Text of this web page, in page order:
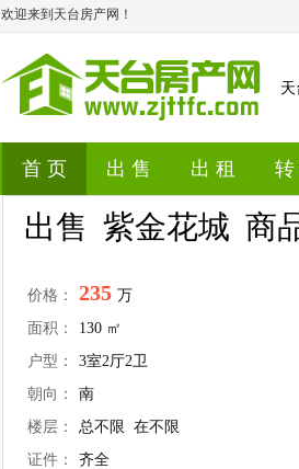
欢迎来到天台房产网！
天
首 页 出 售 出 租 转
出售 紫金花城 商
价格： 235 万
面积：
130 ㎡
户型：
3室2厅2卫
朝向：
南
楼层：
总不限 在不限
证件：
齐全